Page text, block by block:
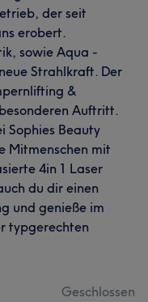
der seit
erobert.
sowie Aqua -
Strahlkraft. Der
&
Auftritt.
Sophies Beauty
Mitmenschen mit
4in 1 Laser
du dir einen
und genieße im
typgerechten
Geschlossen